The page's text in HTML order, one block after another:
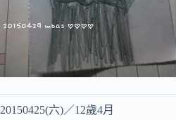
20150425(六)／12歲4月